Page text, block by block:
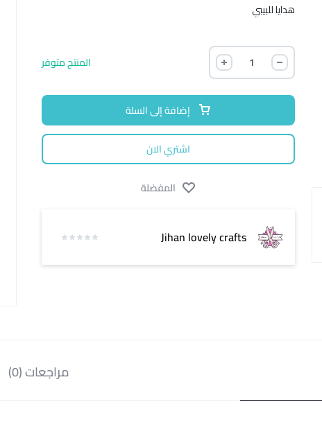
هدايا للبيبي
المنتج متوفر
إضافة إلى السلة
اشتري الان
المفضلة
Jihan lovely crafts
مراجعات (0)